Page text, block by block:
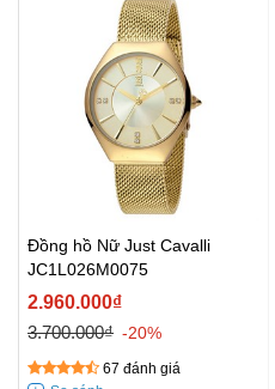
Đồng hồ Nữ Just Cavalli
JC1L026M0075
2.960.000₫
3.700.000₫ -20%
67 đánh giá